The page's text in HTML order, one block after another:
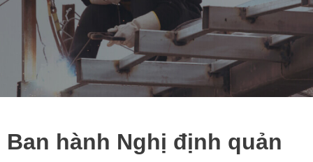
Ban hành Nghị định quản